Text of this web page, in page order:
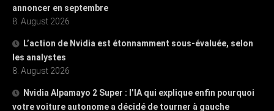
annoncer en septembre
8. August 2026
L’action de Nvidia est étonnamment sous-évaluée, selon
les analystes
8. August 2026
Nvidia Alpamayo 2 Super : l’IA qui explique enfin pourquoi
votre voiture autonome a décidé de tourner à gauche